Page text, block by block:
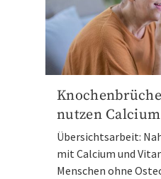
nutzen
Übersichtsarbeit:
mit Calcium und
Menschen ohne